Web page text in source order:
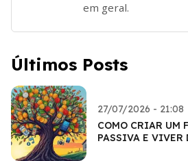
em geral.
Últimos Posts
27/07/2026 - 21:08
COMO CRIAR UM
PASSIVA E VIVER